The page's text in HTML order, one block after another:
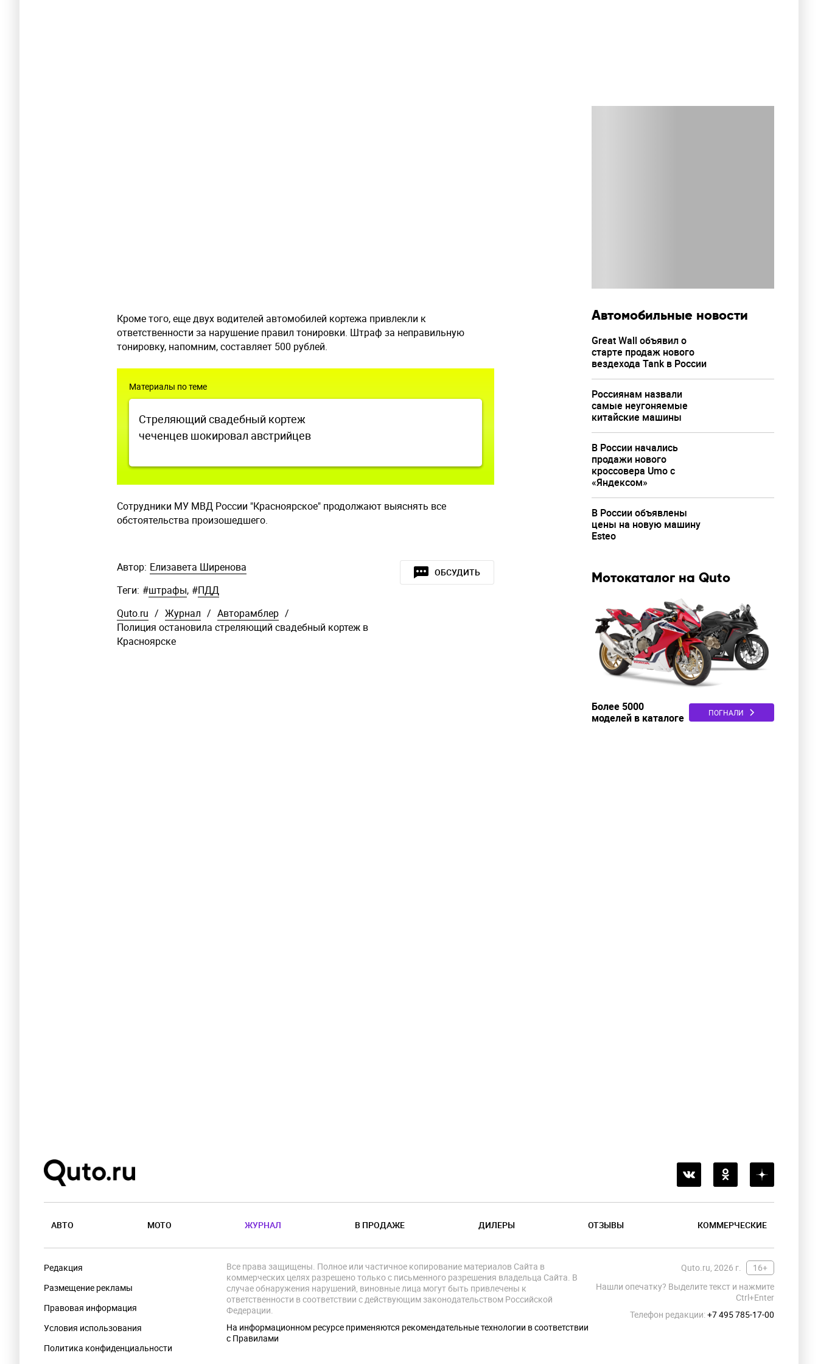
Кроме того, еще двух водителей автомобилей кортежа привлекли к
ответственности за нарушение правил тонировки. Штраф за неправильную
тонировку, напомним, составляет 500 рублей.
Материалы по теме
Стреляющий свадебный кортеж
чеченцев шокировал австрийцев
Сотрудники МУ МВД России "Красноярское" продолжают выяснять все
обстоятельства произошедшего.
ОБСУДИТЬ
Автор: Елизавета Ширенова
Теги: #штрафы, #ПДД
Quto.ru / Журнал / Авторамблер /
Полиция остановила стреляющий свадебный кортеж в
Красноярске
Автомобильные новости
Great Wall объявил о
старте продаж нового
вездехода Tank в России
Россиянам назвали
самые неугоняемые
китайские машины
В России начались
продажи нового
кроссовера Umo с
«Яндексом»
В России объявлены
цены на новую машину
Esteo
Мотокаталог на Quto
Более 5000
моделей в каталоге
ПОГНАЛИ
АВТО МОТО ЖУРНАЛ В ПРОДАЖЕ ДИЛЕРЫ ОТЗЫВЫ КОММЕРЧЕСКИЕ
Редакция
Размещение рекламы
Правовая информация
Условия использования
Политика конфиденциальности
Quto.ru, 2026 г.
16+
Нашли опечатку? Выделите текст и нажмите
Ctrl+Enter
Телефон редакции:+7 495 785-17-00
Все права защищены. Полное или частичное копирование материалов Сайта в
коммерческих целях разрешено только с письменного разрешения владельца Сайта. В
случае обнаружения нарушений, виновные лица могут быть привлечены к
ответственности в соответствии с действующим законодательством Российской
Федерации.
На информационном ресурсе применяются рекомендательные технологии в соответствии
с Правилами